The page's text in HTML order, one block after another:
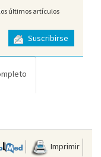
últimos artículos
Suscribirse
Imprimir